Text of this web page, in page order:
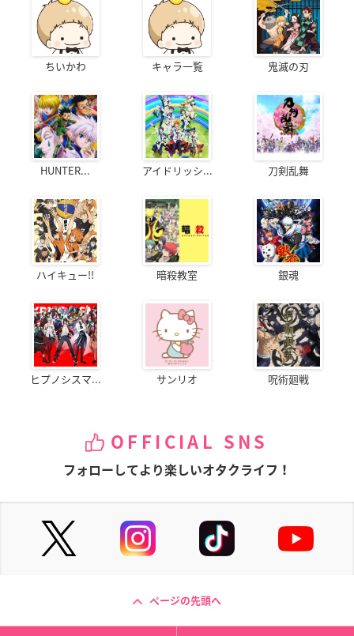
ちいかわ キャラ一覧 鬼滅の刃
HUNTER... アイドリッシ... 刀剣乱舞
ハイキュー!! 暗殺教室 銀魂
ヒプノシスマ... サンリオ 呪術廻戦
OFFICIAL SNS
フォローしてより楽しいオタクライフ！
ページの先頭へ